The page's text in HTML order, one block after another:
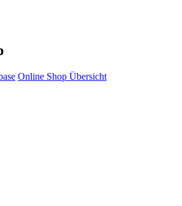
Online Shop Übersicht